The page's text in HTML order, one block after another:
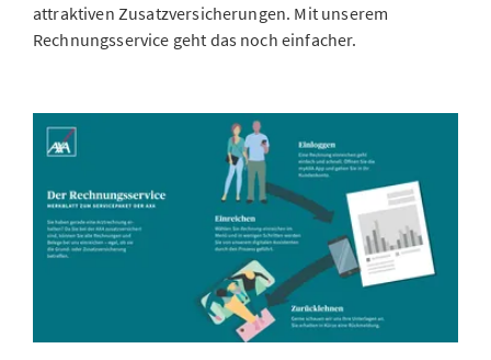
attraktiven Zusatzversicherungen. Mit unserem
Rechnungsservice geht das noch einfacher.